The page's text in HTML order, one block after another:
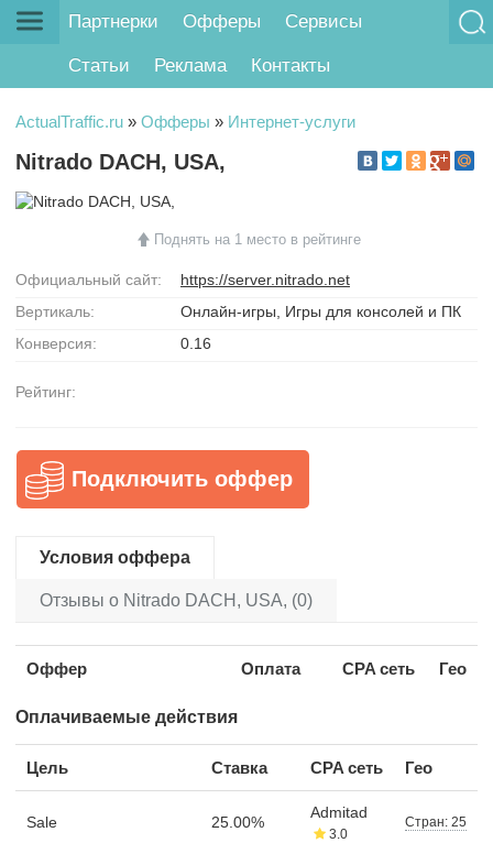
Партнерки Офферы Сервисы
Статьи Реклама Контакты
ActualTraffic.ru » Офферы » Интернет-услуги
Nitrado DACH, USA,
Поднять на 1 место в рейтинге
Официальный сайт:
https://server.nitrado.net
Вертикаль:
Онлайн-игры, Игры для консолей и ПК
Конверсия:
0.16
Рейтинг:
Подключить оффер
Условия оффера
Отзывы о Nitrado DACH, USA, (0)
Оффер Оплата CPA сеть Гео
Оплачиваемые действия
Цель Ставка CPA сеть Гео
Sale 25.00%
Admitad
3.0
Стран: 25